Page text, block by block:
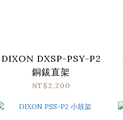
DIXON DXSP-PSY-P2
銅鈸直架
NT$2,200